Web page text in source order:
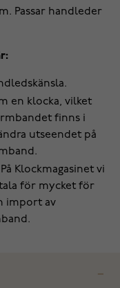
Passar handleder
en klocka, vilket
finns i
utseendet på
Klockmagasinet vi
för mycket för
import av